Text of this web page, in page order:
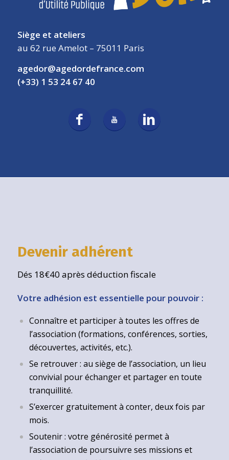
Siège et ateliers
au 62 rue Amelot – 75011 Paris
agedor@agedordefrance.com
(+33) 1 53 24 67 40
Devenir adhérent
Dés 18€40 après déduction fiscale
Votre adhésion est essentielle pour pouvoir :
Connaître et participer à toutes les offres de
l’association (formations, conférences, sorties,
découvertes, activités, etc.).
Se retrouver : au siège de l’association, un lieu
convivial pour échanger et partager en toute
tranquillité.
S’exercer gratuitement à conter, deux fois par
mois.
Soutenir : votre générosité permet à
l’association de poursuivre ses missions et